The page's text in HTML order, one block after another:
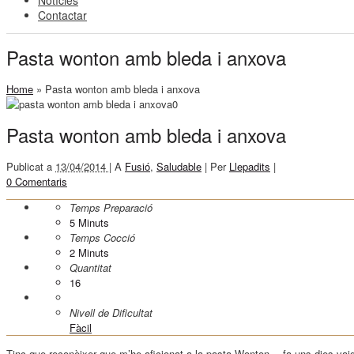
Contactar
Pasta wonton amb bleda i anxova
Home » Pasta wonton amb bleda i anxova
Pasta wonton amb bleda i anxova
Publicat a 13/04/2014 | A Fusió, Saludable | Per Llepadits |
0 Comentaris
Temps Preparació
5 Minuts
Temps Cocció
2 Minuts
Quantitat
16
Nivell de Dificultat
Fàcil